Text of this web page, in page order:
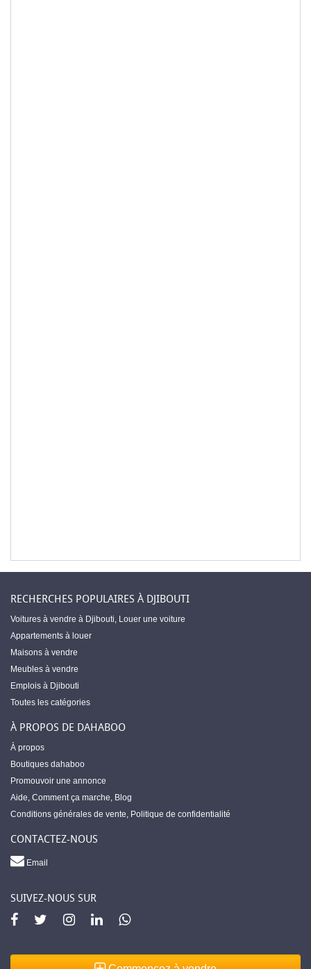
RECHERCHES POPULAIRES À DJIBOUTI
Voitures à vendre à Djibouti, Louer une voiture
Appartements à louer
Maisons à vendre
Meubles à vendre
Emplois à Djibouti
Toutes les catégories
À PROPOS DE DAHABOO
À propos
Boutiques dahaboo
Promouvoir une annonce
Aide, Comment ça marche, Blog
Conditions générales de vente, Politique de confidentialité
CONTACTEZ-NOUS
Email
SUIVEZ-NOUS SUR